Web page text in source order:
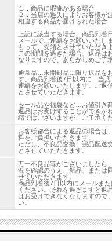
１．商品に瑕疵がある場合
２．当店の過失によりお客様が
相違する商品が届けられた場合
上記に該当する場合、商品到着
メールでご連絡をお願いいたし
もって、受領とさせていただきま
この期間を過ぎた場合、返品は
なりますので、あらかじめご了
通常品…未開封品に限り返品を
す。商品到着後7日以内に、当
連絡をお願いいたします。ご返
とさせていただきます。
セール品や福袋など…お値引き
返品はお受けすることができか
縮ではございますが、ご了承く
お客様都合による返品の場合は
料をご負担いただきます。
ただし、不良品交換、誤品配送
とさせていただきます。
万一不良品等がございましたら
況を確認のうえ、新品、または
せていただきます。
商品到着後7日以内にメールま
ください。それを過ぎますと返
はお受けできなくなりますので
い。